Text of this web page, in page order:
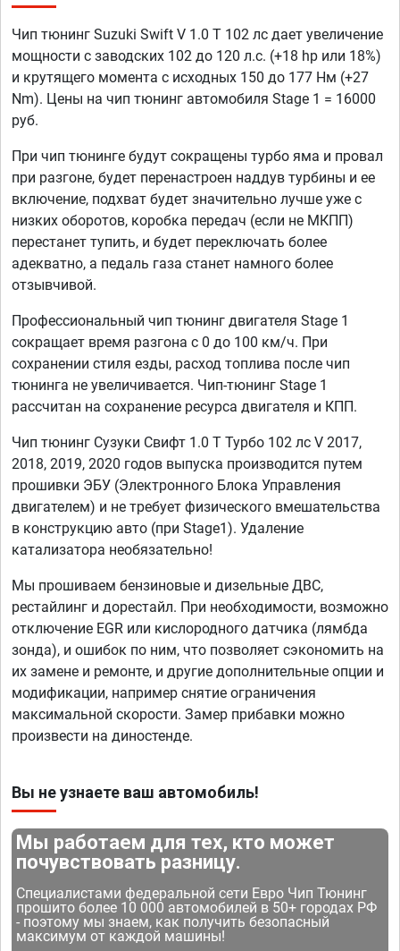
Чип тюнинг Suzuki Swift V 1.0 T 102 лс дает увеличение
мощности с заводских 102 до 120 л.с. (+18 hp или 18%)
и крутящего момента с исходных 150 до 177 Нм (+27
Nm). Цены на чип тюнинг автомобиля Stage 1 = 16000
руб.
При чип тюнинге будут сокращены турбо яма и провал
при разгоне, будет перенастроен наддув турбины и ее
включение, подхват будет значительно лучше уже с
низких оборотов, коробка передач (если не МКПП)
перестанет тупить, и будет переключать более
адекватно, а педаль газа станет намного более
отзывчивой.
Профессиональный чип тюнинг двигателя Stage 1
сокращает время разгона с 0 до 100 км/ч. При
сохранении стиля езды, расход топлива после чип
тюнинга не увеличивается. Чип-тюнинг Stage 1
рассчитан на сохранение ресурса двигателя и КПП.
Чип тюнинг Сузуки Свифт 1.0 T Турбо 102 лс V 2017,
2018, 2019, 2020 годов выпуска производится путем
прошивки ЭБУ (Электронного Блока Управления
двигателем) и не требует физического вмешательства
в конструкцию авто (при Stage1). Удаление
катализатора необязательно!
Мы прошиваем бензиновые и дизельные ДВС,
рестайлинг и дорестайл. При необходимости, возможно
отключение EGR или кислородного датчика (лямбда
зонда), и ошибок по ним, что позволяет сэкономить на
их замене и ремонте, и другие дополнительные опции и
модификации, например снятие ограничения
максимальной скорости. Замер прибавки можно
произвести на диностенде.
Вы не узнаете ваш автомобиль!
Мы работаем для тех, кто может
почувствовать разницу.
Специалистами федеральной сети Евро Чип Тюнинг
прошито более 10 000 автомобилей в 50+ городах РФ
- поэтому мы знаем, как получить безопасный
максимум от каждой машины!